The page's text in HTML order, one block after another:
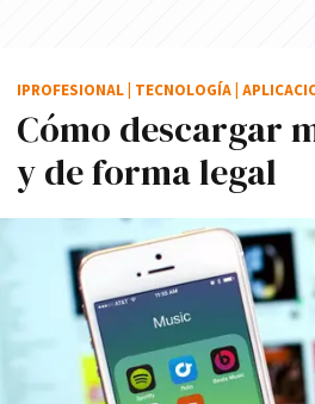
Cómo descargar
y de forma legal
IPROFESIONAL TECNOLOGÍA